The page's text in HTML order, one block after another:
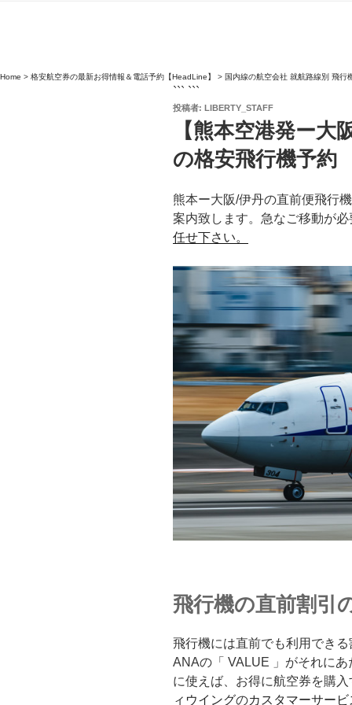
Home > 格安航空券の最新お得情報＆電話予約【HeadLine】 > 国内線の航空会社 就航路線別 飛行
``` ```
投
投稿者: LIBERTY_STAFF
【熊本空港発ー大
の格安飛行機予約
熊本ー大阪/伊丹の直前便飛行
案内致します。急なご移動が必
任せ下さい。
飛行機の直前割引
飛行機には直前でも利用でき
ANAの「 VALUE 」がそれに
に使えば、お得に航空券を購
ィウイングのカスタマーサービ